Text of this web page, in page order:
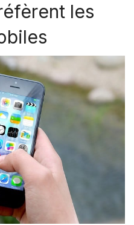
les